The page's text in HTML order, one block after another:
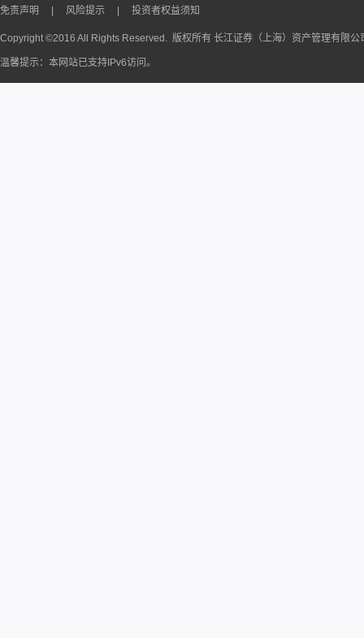
免责声明 风险提示 投资者权益须知
Copyright ©2016 All Rights Reserved. 版权所有 长江证券（上海）资产管理有限
温馨提示：本网站已支持IPv6访问。